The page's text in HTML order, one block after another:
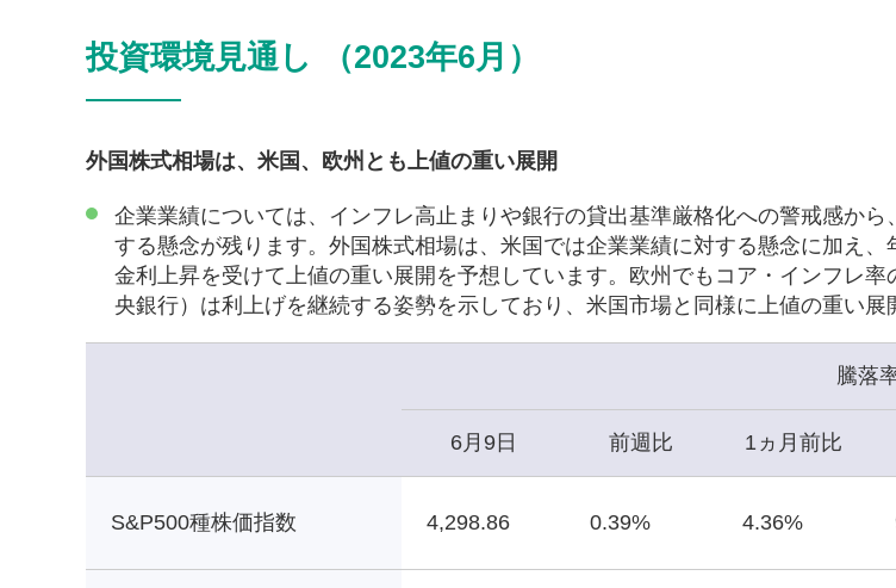
投資環境見通し （2023年6月）
外国株式相場は、米国、欧州とも上値の重い展開
企業業績については、インフレ高止まりや銀行の貸出基準厳格化への警戒感か
する懸念が残ります。外国株式相場は、米国では企業業績に対する懸念に加え、
金利上昇を受けて上値の重い展開を予想しています。欧州でもコア・インフレ率
央銀行）は利上げを継続する姿勢を示しており、米国市場と同様に上値の重い展
騰落
6月9日 前週比 1ヵ月前比
S&P500種株価指数 4,298.86 0.39% 4.36%